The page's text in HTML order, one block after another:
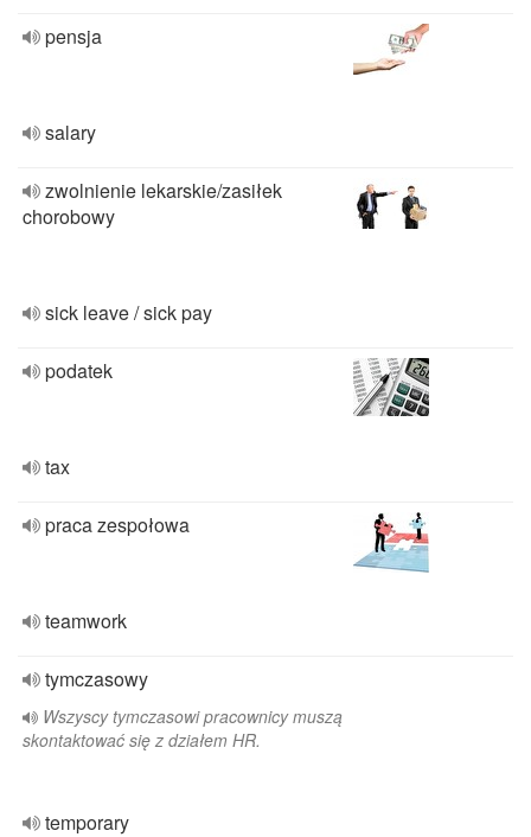
pensja
salary
zwolnienie lekarskie/zasiłek
chorobowy
sick leave / sick pay
podatek
tax
praca zespołowa
teamwork
tymczasowy
Wszyscy tymczasowi pracownicy muszą
skontaktować się z działem HR.
temporary